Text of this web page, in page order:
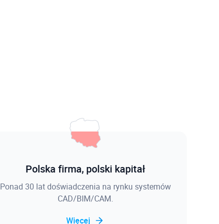
Polska firma, polski kapitał
Ponad 30 lat doświadczenia na rynku systemów
CAD/BIM/CAM.
Więcej